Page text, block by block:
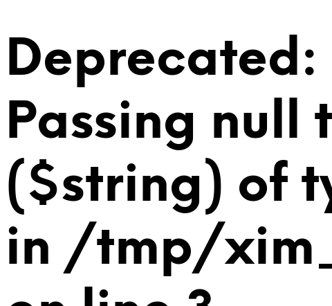
Passing null
($string) of
in /tmp/